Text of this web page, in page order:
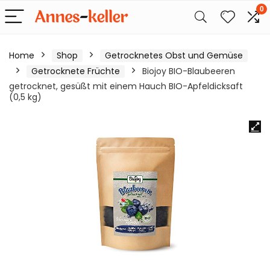
0
Home Shop
Getrocknetes Obst und Gemüse
Getrocknete Früchte
Biojoy BIO-Blaubeeren
getrocknet, gesüßt mit einem Hauch BIO-Apfeldicksaft
(0,5 kg)